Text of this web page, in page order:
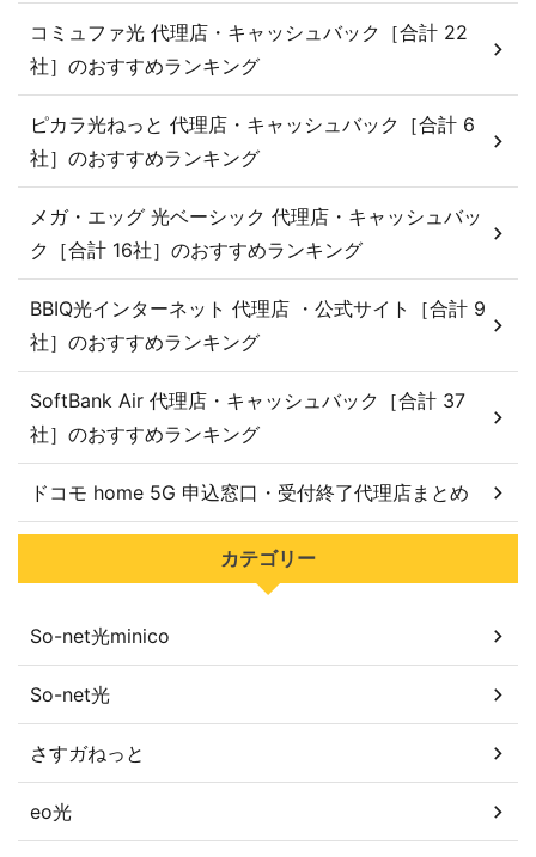
コミュファ光 代理店・キャッシュバック［合計 22
社］のおすすめランキング
ピカラ光ねっと 代理店・キャッシュバック［合計 6
社］のおすすめランキング
メガ・エッグ 光ベーシック 代理店・キャッシュバッ
ク［合計 16社］のおすすめランキング
BBIQ光インターネット 代理店 ・公式サイト［合計 9
社］のおすすめランキング
SoftBank Air 代理店・キャッシュバック［合計 37
社］のおすすめランキング
ドコモ home 5G 申込窓口・受付終了代理店まとめ
カテゴリー
So-net光minico
So-net光
さすガねっと
eo光